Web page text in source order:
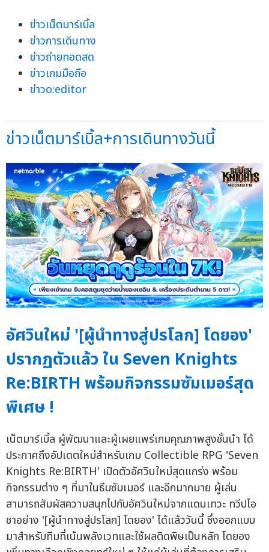
ข่าวเน็ตมาร์เบิ้ล
ข่าวการเดินทาง
ข่าวถ่ายทอดสด
ข่าวเกมมือถือ
ข่าวo:editor
ข่าวเน็ตมาร์เบิ้ล+การเดินทางวันนี้
อัศวินใหม่ '[ผู้นำทางสู่ปรโลก] โดยอง'
ปรากฏตัวแล้ว ใน Seven Knights
Re:BIRTH พร้อมกิจกรรมซัมเมอร์สุด
พิเศษ !
เน็ตมาร์เบิ้ล ผู้พัฒนาและผู้เผยแพร่เกมคุณภาพสูงชั้นนำ ได้
ประกาศถึงอัปเดตใหม่สำหรับเกม Collectible RPG 'Seven
Knights Re:BIRTH' เปิดตัวอัศวินใหม่สุดแกร่ง พร้อม
กิจกรรมต่าง ๆ ที่มาในธีมซัมเมอร์ และอีกมากมาย ผู้เล่น
สามารถสัมผัสความสนุกไปกับอัศวินใหม่จากแดนเทวะ ทวีปไอ
ชาอย่าง '[ผู้นำทางสู่ปรโลก] โดยอง' ได้แล้ววันนี้ ซึ่งออกแบบ
มาสำหรับทีมที่เน้นพลังเวทและใช้ผลติดพิษเป็นหลัก โดยอง